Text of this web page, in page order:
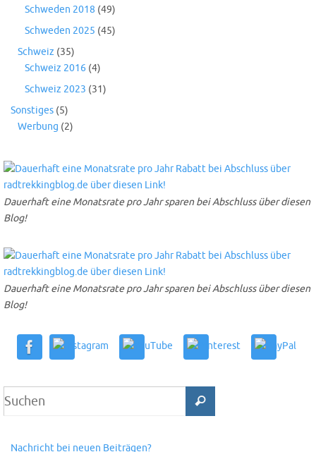
Schweden 2018 (49)
Schweden 2025 (45)
Schweiz (35)
Schweiz 2016 (4)
Schweiz 2023 (31)
Sonstiges (5)
Werbung (2)
Dauerhaft eine Monatsrate pro Jahr sparen bei Abschluss über diesen
Blog!
Dauerhaft eine Monatsrate pro Jahr sparen bei Abschluss über diesen
Blog!
Nachricht bei neuen Beiträgen?